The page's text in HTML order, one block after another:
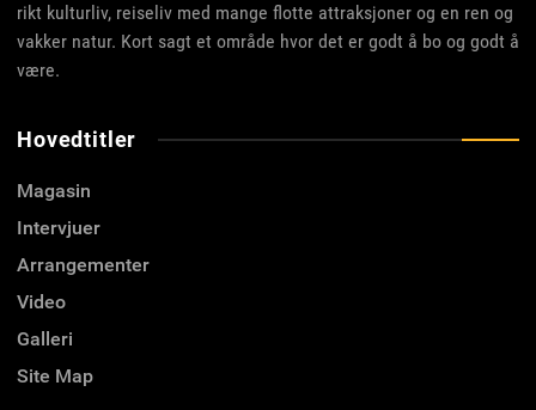
rikt kulturliv, reiseliv med mange flotte attraksjoner og en ren og
vakker natur. Kort sagt et område hvor det er godt å bo og godt å
være.
Hovedtitler
Magasin
Intervjuer
Arrangementer
Video
Galleri
Site Map